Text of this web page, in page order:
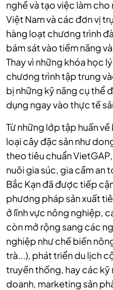
nghề và tạo việc làm cho
Việt Nam và các đơn vị
hàng loạt chương trình
bám sát vào tiềm năng
Thay vì những khóa học
chương trình tập trung
bị những kỹ năng cụ thể
dụng ngay vào thực tế
Từ những lớp tập huấn
loại cây đặc sản như
theo tiêu chuẩn
nuôi gia súc, gia cầm an
Bắc Kạn đã được tiếp
phương pháp sản xuất
ở lĩnh vực nông nghiệp,
còn mở rộng sang các
nghiệp như chế biến
trà...), phát triển du lịch
truyền thống, hay các kỹ
doanh, marketing sản